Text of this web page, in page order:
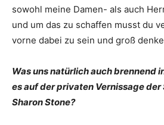
sowohl meine Damen- als auch
und um das zu schaffen musst du
vorne dabei zu sein und groß
Was uns natürlich auch brennend
es auf der privaten Vernissage
Sharon Stone?